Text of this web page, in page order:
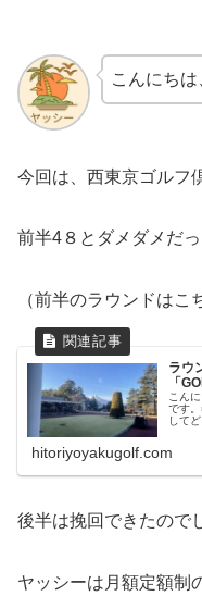
こんにちは
今回は、西東京ゴルフ
前半4８とダメダメだ
（前半のラウンドはこ
ラウ
「
こん
です
して
hitoriyoyakugolf.com
後半は挽回できたので
ヤッシーは月額定額制